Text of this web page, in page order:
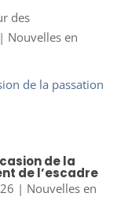
des
| Nouvelles en
de la
de l’escadre
| Nouvelles en